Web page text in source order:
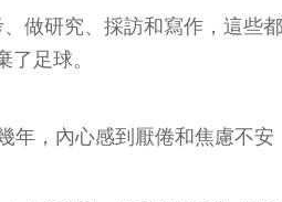
做研究、採訪和寫作，這些
足球。
，內心感到厭倦和焦慮不安